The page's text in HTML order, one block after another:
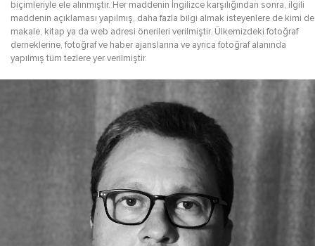
biçimleriyle ele alınmıştır. Her maddenin İngilizce karşılığından sonra, ilgili
maddenin açıklaması yapılmış, daha fazla bilgi almak isteyenlere de kimi de
makale, kitap ya da web adresi önerileri verilmiştir. Ülkemizdeki fotoğraf
derneklerine, fotoğraf ve haber ajanslarına ve ayrıca fotoğraf alanında
yapılmış tüm tezlere yer verilmiştir.